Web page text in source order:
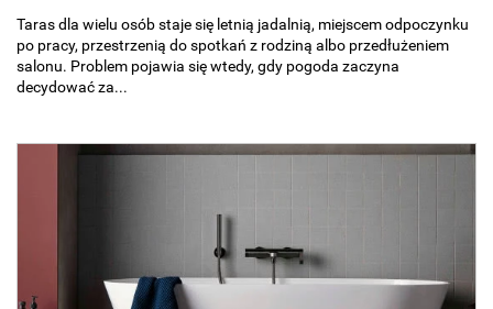
Taras dla wielu osób staje się letnią jadalnią, miejscem odpoczynku
po pracy, przestrzenią do spotkań z rodziną albo przedłużeniem
salonu. Problem pojawia się wtedy, gdy pogoda zaczyna
decydować za...